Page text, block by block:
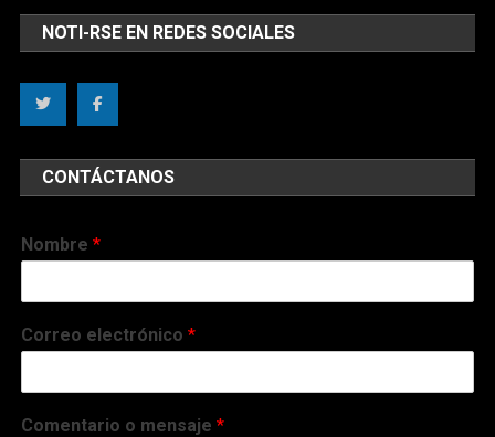
NOTI-RSE EN REDES SOCIALES
CONTÁCTANOS
Nombre*
Correo electrónico*
Comentario o mensaje*